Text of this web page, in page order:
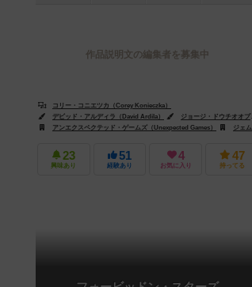
作品説明文の編集者を募集中
コリー・コニエツカ（Corey Konieczka）
デビッド・アルディラ（David Ardila）
ジョージ・ドウチオオプーロス（George Doutsiopoulos）
アンエクスペクテッド・ゲームズ（Unexpected Games）
ジェム・クラブ・キフト（Gém Klub Kft.）
23
興味あり
51
経験あり
4
お気に入り
47
持ってる